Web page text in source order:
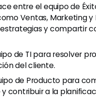
entre el equipo de
Ventas, Marketing y
y compartir
de TI para resolver
del cliente.
de Producto para
contribuir a la